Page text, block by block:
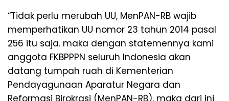
“Tidak perlu merubah UU, MenPAN-RB wajib
memperhatikan UU nomor 23 tahun 2014 pasal
256 itu saja. maka dengan statemennya kami
anggota FKBPPPN seluruh Indonesia akan
datang tumpah ruah di Kementerian
Pendayagunaan Aparatur Negara dan
Reformasi Birokrasi (MenPAN-RB), maka dari ini